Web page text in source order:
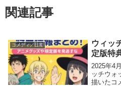
関連記事
コメディ／日常
ウィッ
定版特
2025年4
ッチウォ
描いたコ